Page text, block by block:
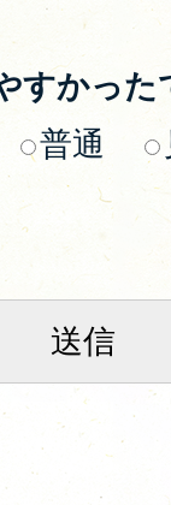
すかった
普通